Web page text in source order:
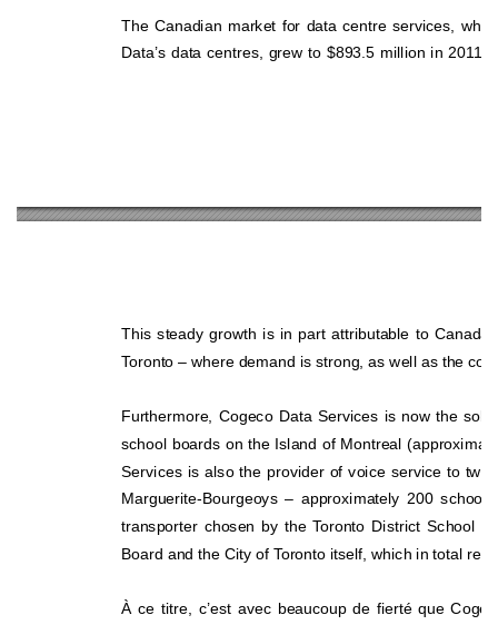
The Canadian market for data centre services,
Data’s data centres, grew to $893.5 million in
This steady growth is in part attributable to
Toronto – where demand is strong, as well as the
Furthermore, Cogeco Data Services is now the sole
school boards on the Island of Montreal
Services is also the provider of voice service to two
Marguerite-Bourgeoys – approximately 200
transporter chosen by the Toronto District School
Board and the City of Toronto itself, which in total
À ce titre, c’est avec beaucoup de fierté que